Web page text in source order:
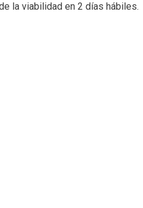
la viabilidad en 2 días hábiles.